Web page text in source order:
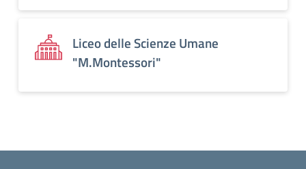
Liceo delle Scienze Umane
"M.Montessori"